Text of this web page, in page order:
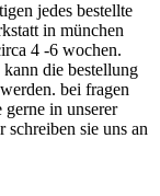
jedes bestellte
in münchen
4 -6 wochen.
die bestellung
bei fragen
in unserer
sie uns an